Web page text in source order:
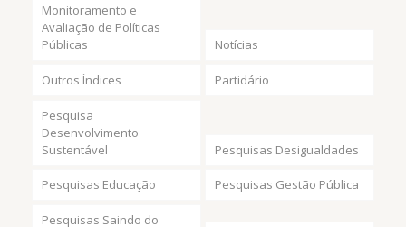
Monitoramento e
Avaliação de Políticas
Públicas
Notícias
Outros Índices Partidário
Pesquisa
Desenvolvimento
Sustentável
Pesquisas Desigualdades
Pesquisas Educação Pesquisas Gestão Pública
Pesquisas Saindo do